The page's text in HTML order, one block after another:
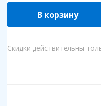
В корзину
Скидки действительны